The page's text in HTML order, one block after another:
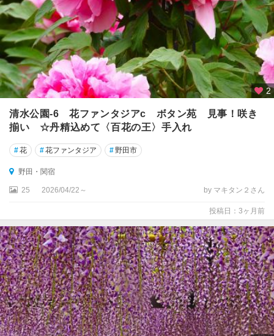
勝
浦
・
鴨
川
館
・
南
総
2
清水公園‐6 花ファンタジアc ボタン苑 見事！咲き
揃い ☆丹精込めて〈百花の王〉手入れ
#花 #花ファンタジア #野田市
野田・関宿
25 2026/04/22～ by マキタン２さん
投稿日：3ヶ月前